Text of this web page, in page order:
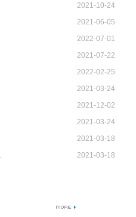
2021-10-24
2021-06-05
2022-07-01
2021-07-22
2022-02-25
2021-03-24
2021-12-02
2021-03-24
2021-03-18
2021-03-18